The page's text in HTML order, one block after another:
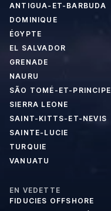
ANTIGUA-ET-BARBUDA
DOMINIQUE
ÉGYPTE
EL SALVADOR
GRENADE
NAURU
SÃO TOMÉ-ET-PRINCIPE
SIERRA LEONE
SAINT-KITTS-ET-NEVIS
SAINTE-LUCIE
TURQUIE
VANUATU
EN VEDETTE
FIDUCIES OFFSHORE